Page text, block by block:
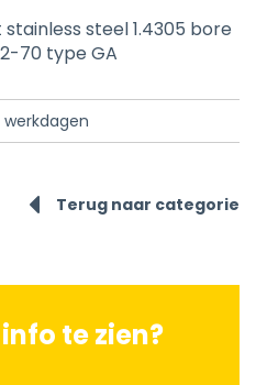
steel 1.4305 bore
70 type GA
werkdagen
Terug naar categorie
te zien?